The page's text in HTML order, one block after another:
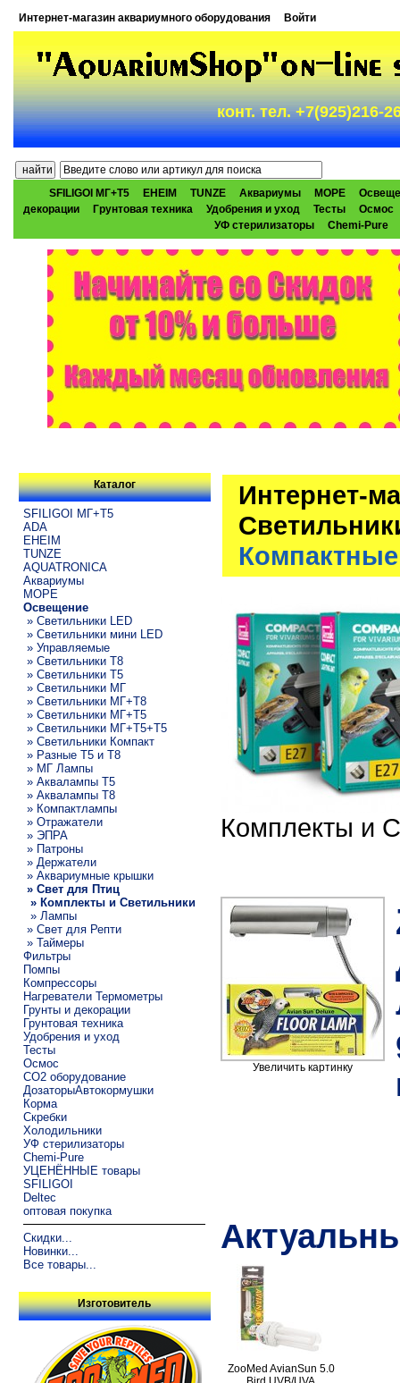
Интернет-магазин аквариумного оборудования Войти
конт. тел. +7(925)216-
SFILIGOI МГ+Т5 EHEIM TUNZE Аквариумы МОРЕ
декорации
Грунтовая техника Удобрения и уход Тесты
Осмос
УФ стерилизаторы
Chemi-Pure
Каталог
SFILIGOI МГ+Т5
ADA
EHEIM
TUNZE
AQUATRONICA
Аквариумы
МОРЕ
Освещение
» Светильники LED
» Светильники мини LED
» Управляемые
» Светильники T8
» Светильники T5
» Светильники МГ
» Светильники МГ+T8
» Светильники МГ+T5
» Светильники МГ+T5+T5
» Светильники Компакт
» Разные T5 и T8
» МГ Лампы
» Аквалампы T5
» Аквалампы T8
» Компактлампы
» Отражатели
» ЭПРА
» Патроны
» Держатели
» Аквариумные крышки
» Свет для Птиц
» Комплекты и Светильники
» Лампы
» Свет для Репти
» Таймеры
Фильтры
Помпы
Компрессоры
Нагреватели Термометры
Грунты и декорации
Грунтовая техника
Удобрения и уход
Тесты
Осмос
CO2 оборудование
ДозаторыАвтокормушки
Корма
Скребки
Холодильники
УФ стерилизаторы
Chemi-Pure
УЦЕНЁННЫЕ товары
SFILIGOI
Deltec
оптовая покупка
Скидки...
Новинки...
Все товары...
Изготовитель
Интернет-
Комплекты и
Увеличить картинку
ZooMed AvianSun 5.0